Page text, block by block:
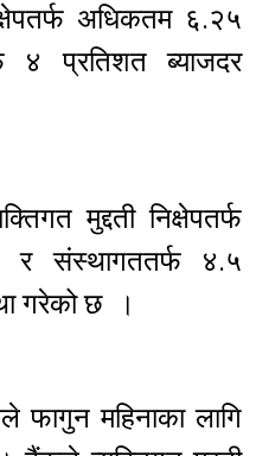
अधिकतम ६.२५
४ प्रतिशत ब्याजदर
मुद्दती निक्षेपतर्फ
संस्थागततर्फ ४.५
गरेको छ ।
फागुन महिनाका लागि